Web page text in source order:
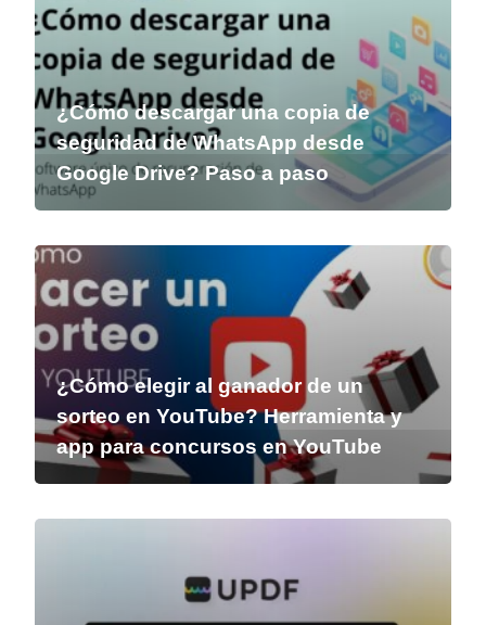
¿Cómo descargar una copia de
seguridad de WhatsApp desde
Google Drive? Paso a paso
¿Cómo elegir al ganador de un
sorteo en YouTube? Herramienta y
app para concursos en YouTube